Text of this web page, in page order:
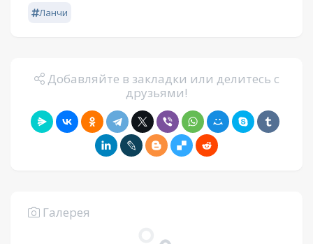
Ланчи
Добавляйте в закладки или делитесь с
друзьями!
Галерея